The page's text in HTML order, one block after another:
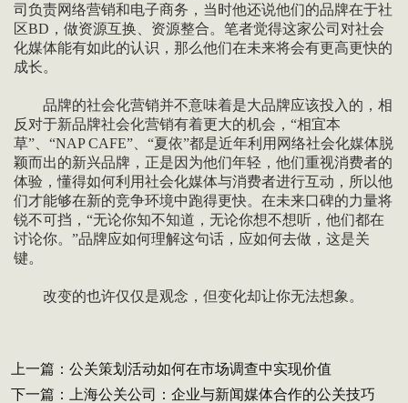
司负责网络营销和电子商务，当时他还说他们的品牌在于社
区BD，做资源互换、资源整合。笔者觉得这家公司对社会
化媒体能有如此的认识，那么他们在未来将会有更高更快的
成长。
品牌的社会化营销并不意味着是大品牌应该投入的，相
反对于新品牌社会化营销有着更大的机会，“相宜本
草”、“NAP CAFE”、“夏依”都是近年利用网络社会化媒体脱
颖而出的新兴品牌，正是因为他们年轻，他们重视消费者的
体验，懂得如何利用社会化媒体与消费者进行互动，所以他
们才能够在新的竞争环境中跑得更快。在未来口碑的力量将
锐不可挡，“无论你知不知道，无论你想不想听，他们都在
讨论你。”品牌应如何理解这句话，应如何去做，这是关
键。
改变的也许仅仅是观念，但变化却让你无法想象。
上一篇： 公关策划活动如何在市场调查中实现价值
下一篇：
上海公关公司：企业与新闻媒体合作的公关技巧